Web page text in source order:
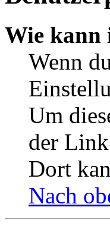
Wie kann
Wenn
Um
der
Dort
Nach